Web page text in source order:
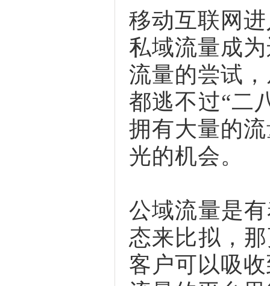
移动互联网
私域流量成
流量的尝试
都逃不过“二
拥有大量的
光的机会。
公域流量是
态来比拟，
客户可以吸